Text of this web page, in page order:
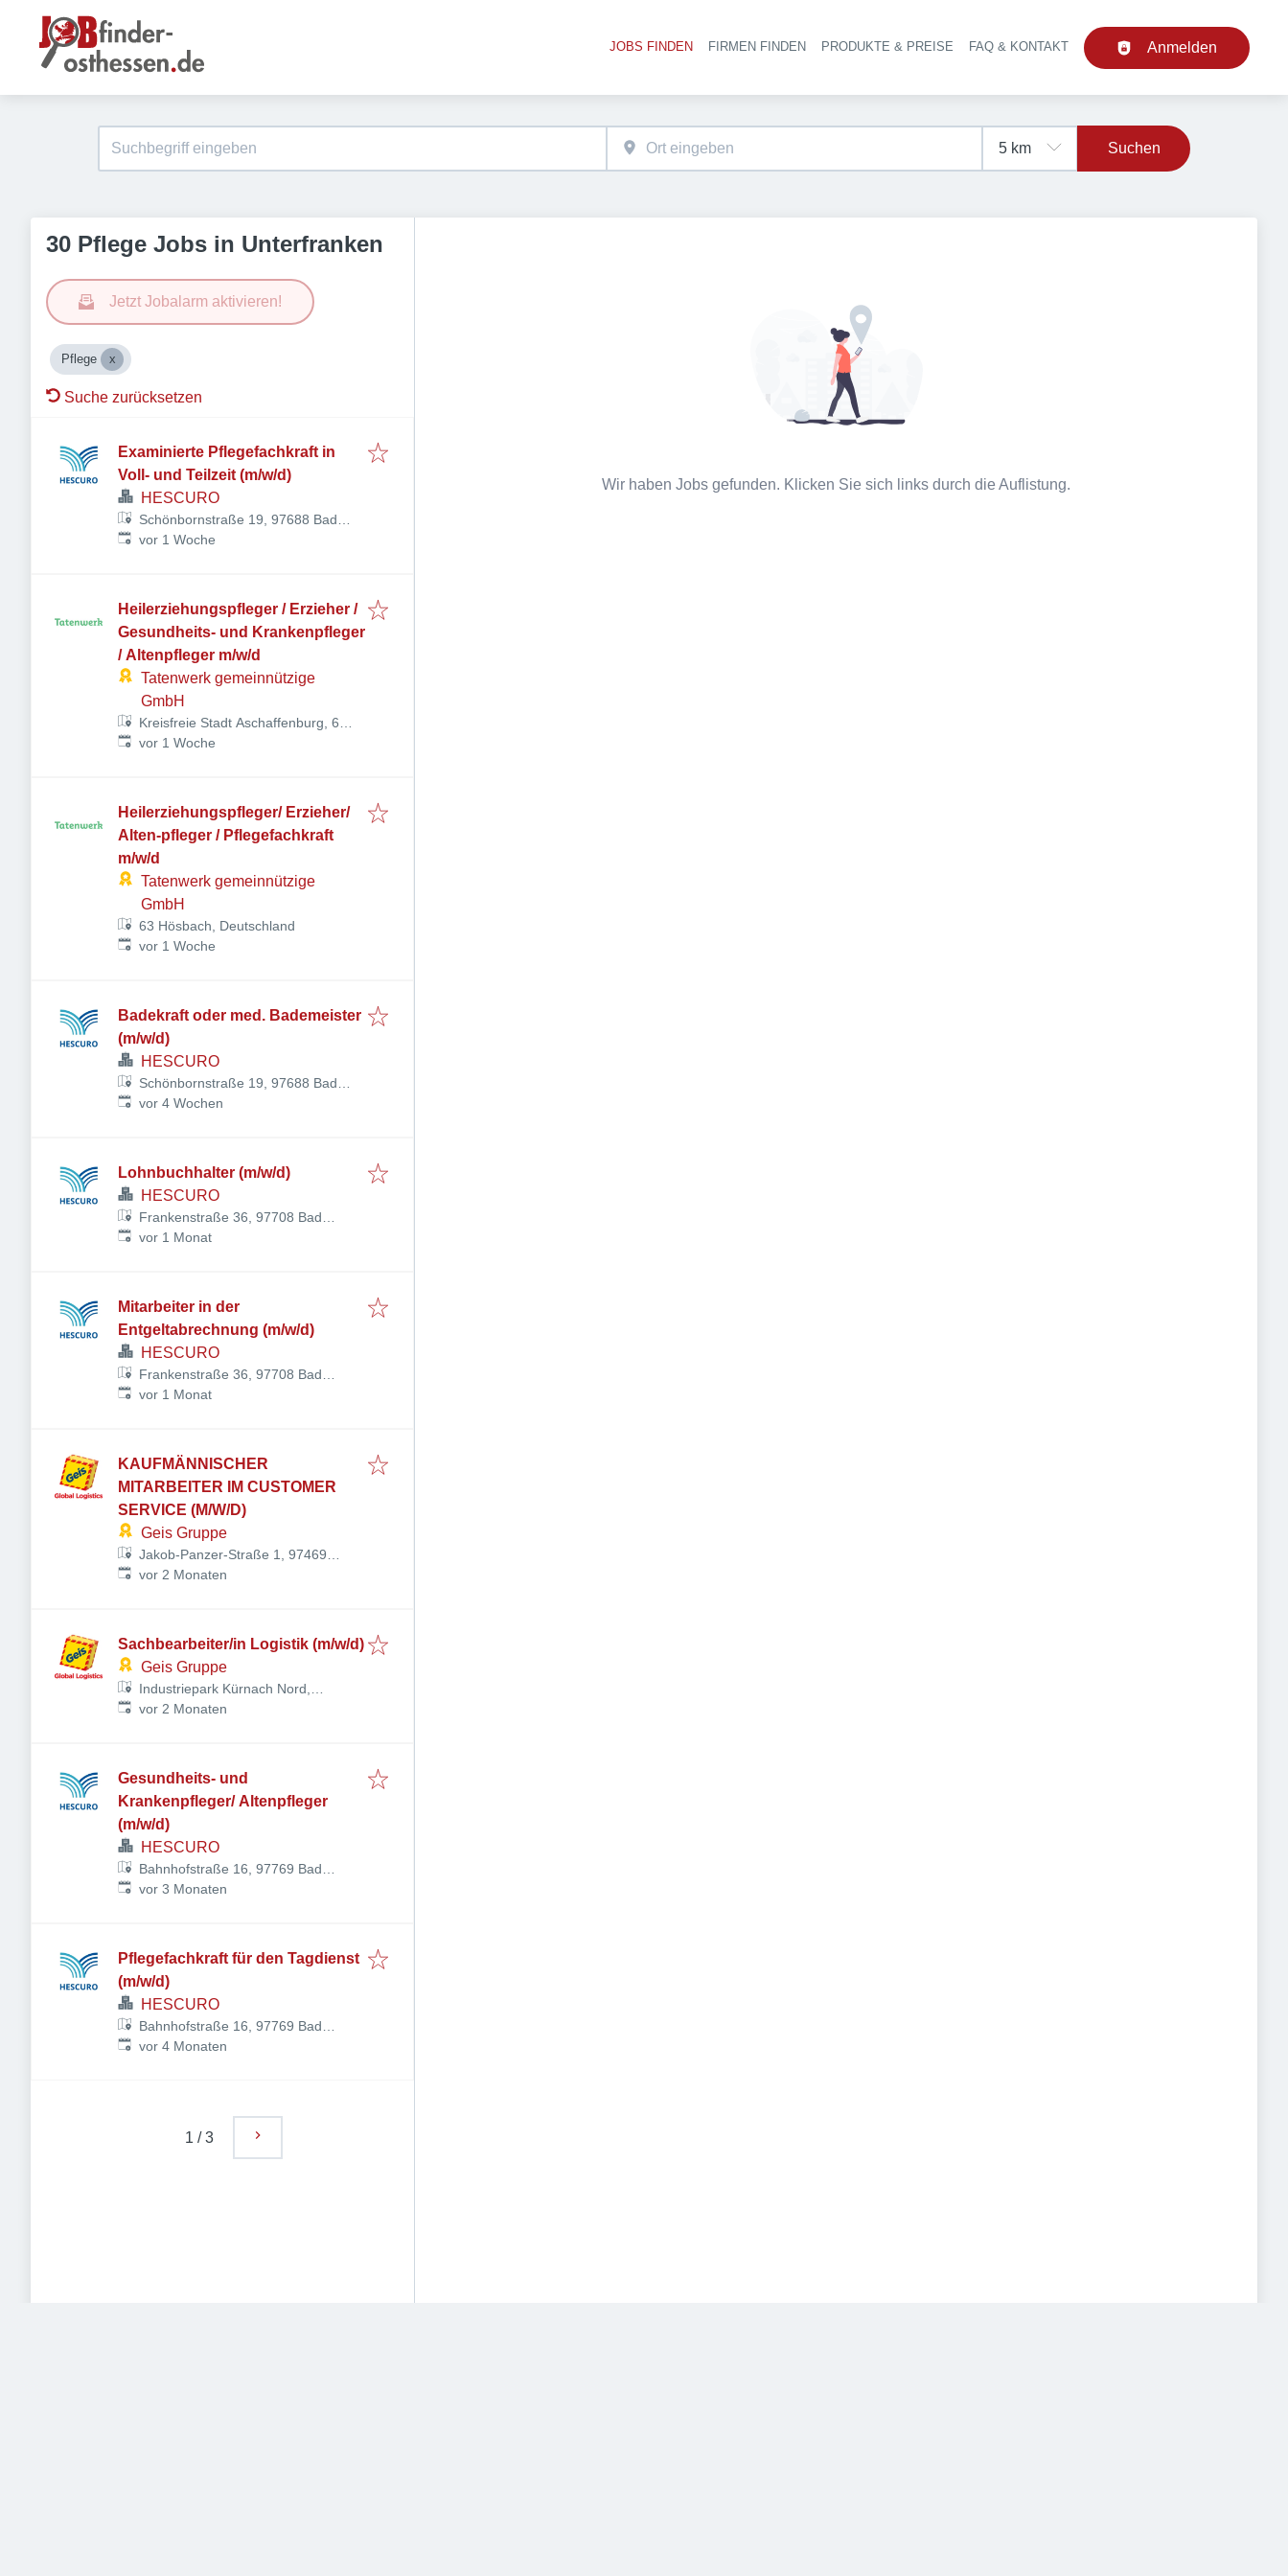
Haupt-Navigation
JOBS FINDEN FIRMEN FINDEN PRODUKTE & PREISE FAQ & KONTAKT Anmelden
Suchen
30 Pflege Jobs in Unterfranken
Jetzt Jobalarm aktivieren!
Pflege
Suche zurücksetzen
Examinierte Pflegefachkraft in
Voll- und Teilzeit (m/w/d)
HESCURO
Schönbornstraße 19, 97688 Bad
Kissingen, Deutschland
Veröffentlicht:
vor 1 Woche
Heilerziehungspfleger / Erzieher /
Gesundheits- und Krankenpfleger
/ Altenpfleger m/w/d
Tatenwerk gemeinnützige
GmbH
Kreisfreie Stadt Aschaffenburg, 63
Aschaffenburg, Deutschland
Veröffentlicht:
vor 1 Woche
Heilerziehungspfleger/ Erzieher/
Alten-pfleger / Pflegefachkraft
m/w/d
Tatenwerk gemeinnützige
GmbH
63 Hösbach, Deutschland
Veröffentlicht:
vor 1 Woche
Badekraft oder med. Bademeister
(m/w/d)
HESCURO
Schönbornstraße 19, 97688 Bad
Kissingen, Deutschland
Veröffentlicht:
vor 4 Wochen
Lohnbuchhalter (m/w/d)
HESCURO
Frankenstraße 36, 97708 Bad
Bocklet, Deutschland
Veröffentlicht:
vor 1 Monat
Mitarbeiter in der
Entgeltabrechnung (m/w/d)
HESCURO
Frankenstraße 36, 97708 Bad
Bocklet, Deutschland
Veröffentlicht:
vor 1 Monat
KAUFMÄNNISCHER
MITARBEITER IM CUSTOMER
SERVICE (M/W/D)
Geis Gruppe
Jakob-Panzer-Straße 1, 97469
Gochsheim, Deutschland
Veröffentlicht:
vor 2 Monaten
Sachbearbeiter/in Logistik (m/w/d)
Geis Gruppe
Industriepark Kürnach Nord,
Industriepark 7-11, 97273 Kürnach,
Veröffentlicht:
vor 2 Monaten
Gesundheits- und
Krankenpfleger/ Altenpfleger
(m/w/d)
HESCURO
Bahnhofstraße 16, 97769 Bad
Brückenau, Deutschland
Veröffentlicht:
vor 3 Monaten
Pflegefachkraft für den Tagdienst
(m/w/d)
HESCURO
Bahnhofstraße 16, 97769 Bad
Brückenau, Deutschland
Veröffentlicht:
vor 4 Monaten
1 /3
Wir haben Jobs gefunden. Klicken Sie sich links durch die Auflistung.